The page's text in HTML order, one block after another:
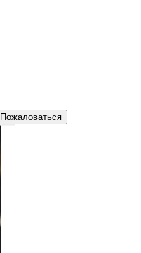
Пожаловаться